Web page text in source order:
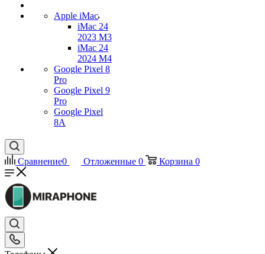
Apple iMac
iMac 24
2023 M3
iMac 24
2024 M4
Google Pixel 8
Pro
Google Pixel 9
Pro
Google Pixel
8A
Сравнение0 Отложенные 0 Корзина 0